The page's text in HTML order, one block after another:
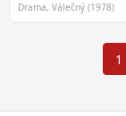
Drama, Válečný (1978)
1